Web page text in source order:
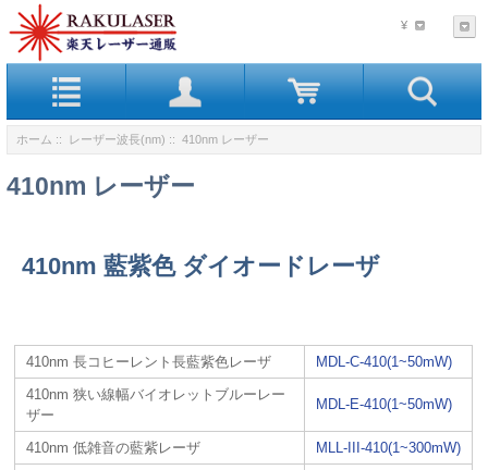
¥
ホーム :: レーザー波長(nm) :: 410nm レーザー
410nm レーザー
410nm 藍紫色 ダイオードレーザ
410nm 長コヒーレント長藍紫色レーザ
MDL-C-410(1~50mW)
410nm 狭い線幅バイオレットブルーレー
ザー
MDL-E-410(1~50mW)
410nm 低雑音の藍紫レーザ MLL-III-410(1~300mW)